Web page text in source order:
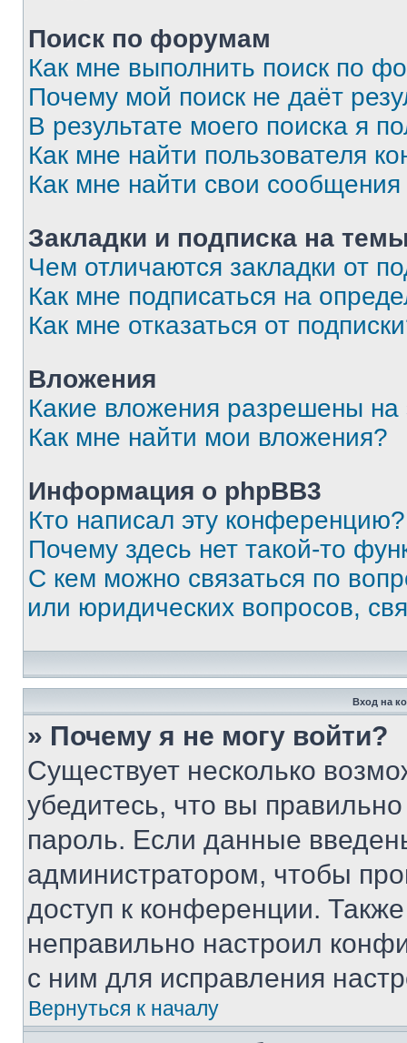
Поиск по форумам
Как мне выполнить поиск по
Почему мой поиск не даёт
В результате моего поиска я
Как мне найти пользователя
Как мне найти свои
Закладки и подписка на
Чем отличаются закладки от
Как мне подписаться на
Как мне отказаться от
Вложения
Какие вложения разрешены
Как мне найти мои вложения?
Информация о phpBB3
Кто написал эту конференцию?
Почему здесь нет такой-то
С кем можно связаться по
или юридических вопросов,
Вход на
» Почему я не могу войти?
Существует несколько
убедитесь, что вы
пароль. Если данные
администратором, чтобы
доступ к конференции.
неправильно настроил
с ним для исправления
Вернуться к началу